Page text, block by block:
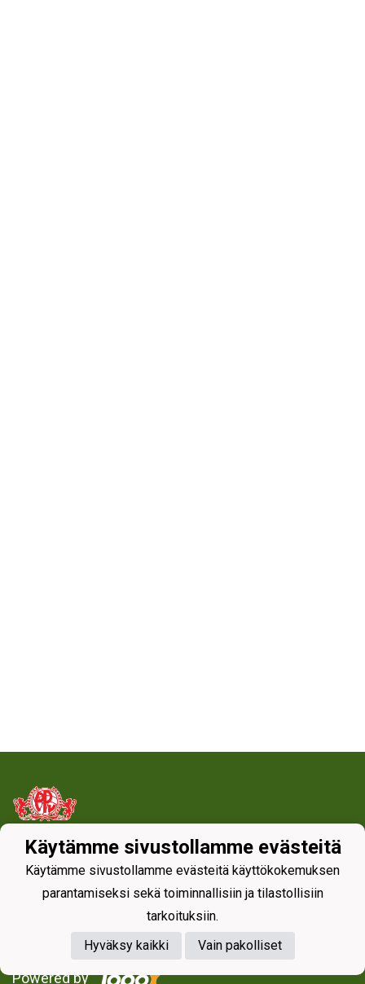
Tietosuojaseloste
Powered by
Käytämme sivustollamme evästeitä
Käytämme sivustollamme evästeitä käyttökokemuksen
parantamiseksi sekä toiminnallisiin ja tilastollisiin
tarkoituksiin.
Hyväksy kaikki
Vain pakolliset